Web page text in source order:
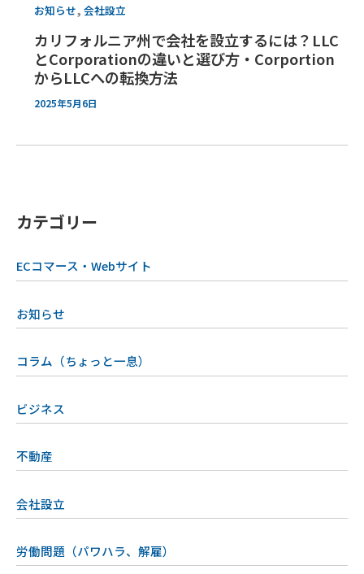
お知らせ, 会社設立
カリフォルニア州で会社を設立するには？LLC
とCorporationの違いと選び方・Corportion
からLLCへの転換方法
2025年5月6日
カテゴリー
ECコマース・Webサイト
お知らせ
コラム（ちょっと一息）
ビジネス
不動産
会社設立
労働問題（パワハラ、解雇）